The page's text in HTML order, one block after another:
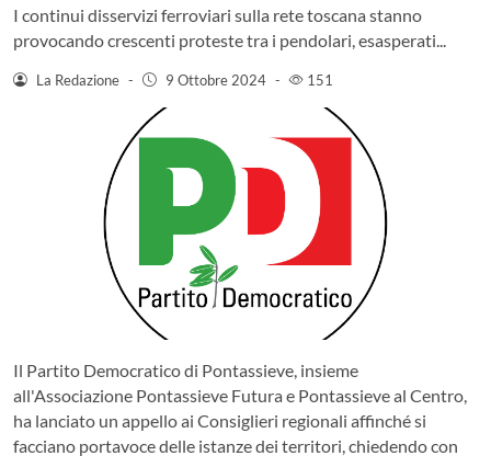
I continui disservizi ferroviari sulla rete toscana stanno
provocando crescenti proteste tra i pendolari, esasperati...
La Redazione - 9 Ottobre 2024 - 151
Il Partito Democratico di Pontassieve, insieme
all'Associazione Pontassieve Futura e Pontassieve al Centro,
ha lanciato un appello ai Consiglieri regionali affinché si
facciano portavoce delle istanze dei territori, chiedendo con